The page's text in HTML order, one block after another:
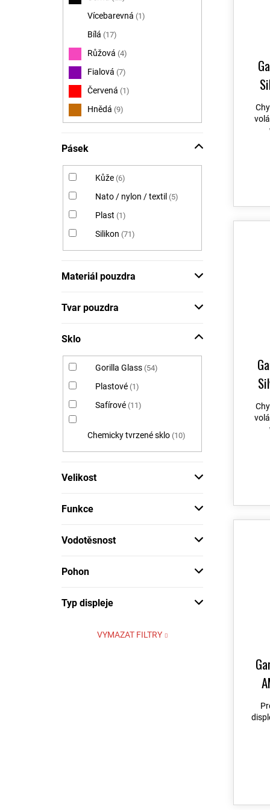
Vícebarevná 1
Bílá 17
Růžová 4
Fialová 7
Červená 1
Hnědá 9
Modrá
Žlutá 2
Stříbrná
Zelená 6
Béžová 1
Pásek
Kůže 6
Nato / nylon / textil 5
Plast 1
Silikon 71
Materiál pouzdra
Tvar pouzdra
Sklo
Gorilla Glass 54
Plastové 1
Safírové 11
Chemicky tvrzené sklo 10
Velikost
Funkce
Vodotěsnost
Pohon
Typ displeje
VYMAZAT FILTRY